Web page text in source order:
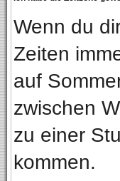
Wenn du
Zeiten
auf
zwischen
zu einer
kommen.